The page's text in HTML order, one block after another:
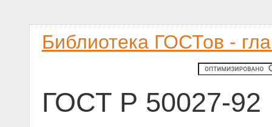
Библиотека ГОСТов -
ГОСТ Р 50027-92